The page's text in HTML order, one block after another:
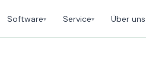
Software▾ Service▾ Über uns